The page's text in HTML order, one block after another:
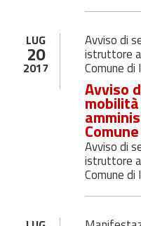
LUG
20
2017
Avviso di
istruttore
Comune di
Avviso
Avviso di
istruttore
Comune di